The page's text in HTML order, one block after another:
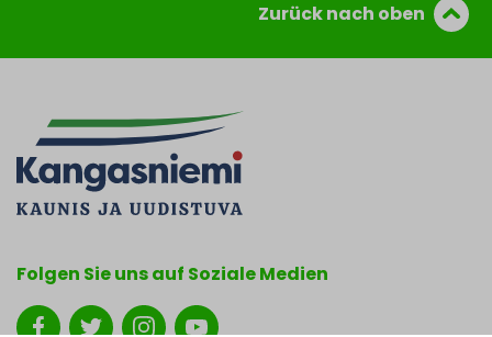
Zurück nach oben
Folgen Sie uns auf Soziale Medien